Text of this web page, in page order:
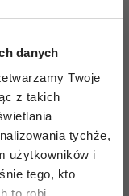
danych
Twoje
z takich
tychże,
użytkowników i
tego, kto
to robi.
–
nękania
danej
dorosłych
(75,8
obrażanie,